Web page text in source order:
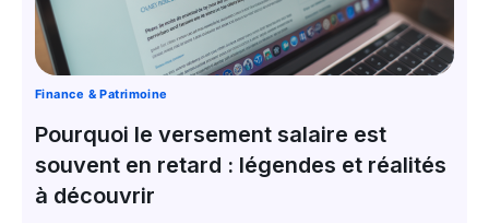
Finance & Patrimoine
Pourquoi le versement salaire est
souvent en retard : légendes et réalités
à découvrir